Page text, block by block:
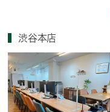
渋谷本店